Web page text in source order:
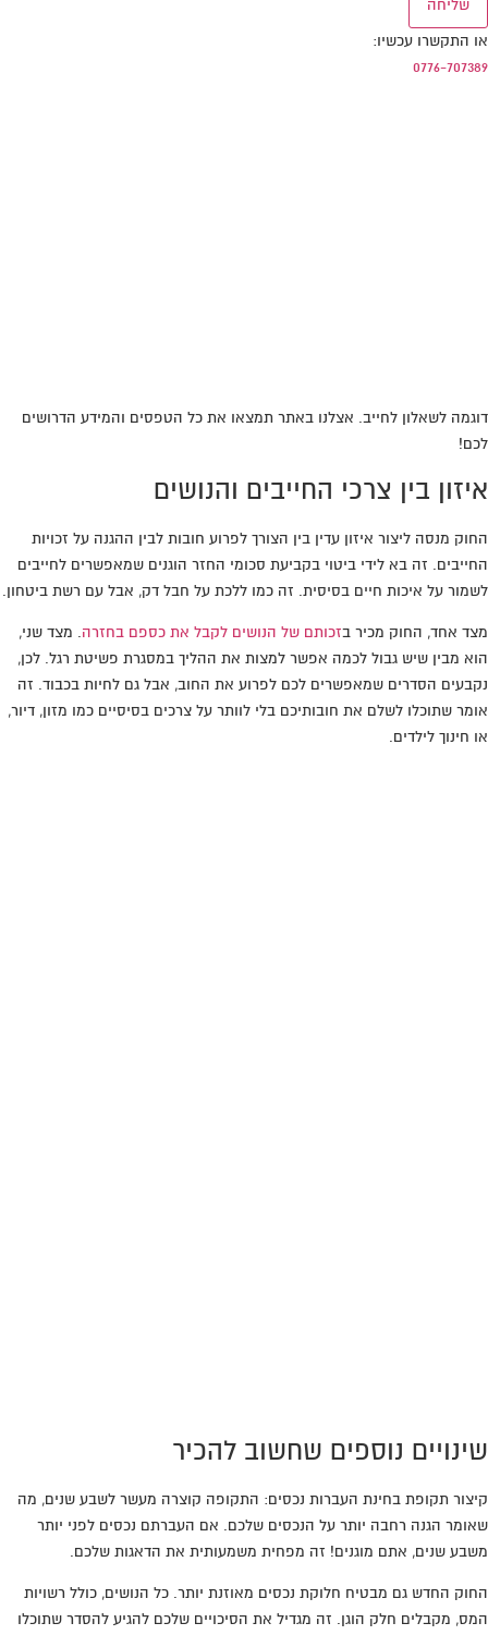
שליחה
או התקשרו עכשיו:
0776-707389
דוגמה לשאלון לחייב. אצלנו באתר תמצאו את כל הטפסים והמידע הדרושים
לכם!
איזון בין צרכי החייבים והנושים
החוק מנסה ליצור איזון עדין בין הצורך לפרוע חובות לבין ההגנה על זכויות
החייבים. זה בא לידי ביטוי בקביעת סכומי החזר הוגנים שמאפשרים לחייבים
לשמור על איכות חיים בסיסית. זה כמו ללכת על חבל דק, אבל עם רשת ביטחון.
מצד אחד, החוק מכיר בזכותם של הנושים לקבל את כספם בחזרה. מצד שני,
הוא מבין שיש גבול לכמה אפשר למצות את ההליך במסגרת פשיטת רגל. לכן,
נקבעים הסדרים שמאפשרים לכם לפרוע את החוב, אבל גם לחיות בכבוד. זה
אומר שתוכלו לשלם את חובותיכם בלי לוותר על צרכים בסיסיים כמו מזון, דיור,
או חינוך לילדים.
שינויים נוספים שחשוב להכיר
קיצור תקופת בחינת העברות נכסים: התקופה קוצרה מעשר לשבע שנים, מה
שאומר הגנה רחבה יותר על הנכסים שלכם. אם העברתם נכסים לפני יותר
משבע שנים, אתם מוגנים! זה מפחית משמעותית את הדאגות שלכם.
החוק החדש גם מבטיח חלוקת נכסים מאוזנת יותר. כל הנושים, כולל רשויות
המס, מקבלים חלק הוגן. זה מגדיל את הסיכויים שלכם להגיע להסדר שתוכלו